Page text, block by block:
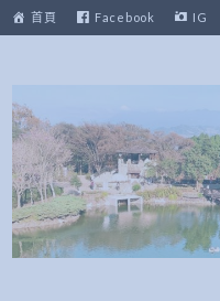
至
內
首頁 Facebook IG